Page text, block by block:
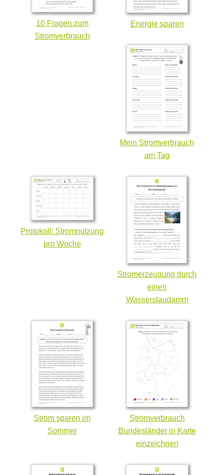
10 Fragen zum
Stromverbrauch
Energie sparen
Mein Stromverbrauch
am Tag
Protokoll: Stromnutzung
pro Woche
Stromerzeugung durch
einen
Wasserstaudamm
Strom sparen im
Sommer
Stromverbrauch
Bundesländer in Karte
einzeichnen